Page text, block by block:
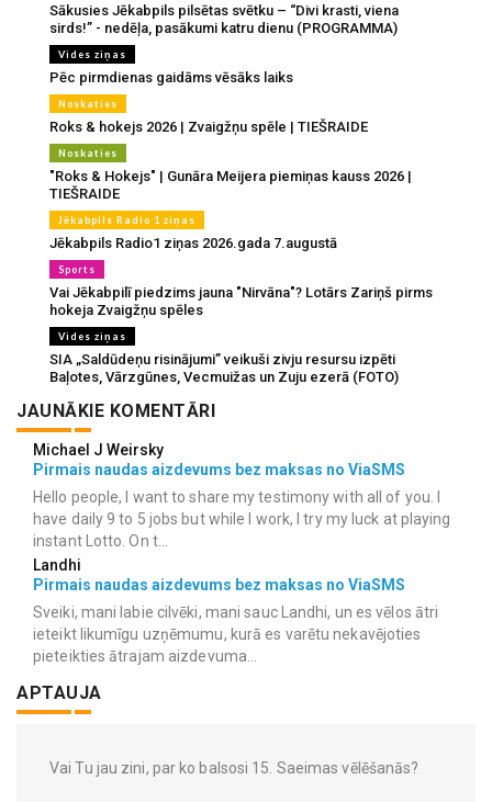
Sākusies Jēkabpils pilsētas svētku – “Divi krasti, viena
sirds!” - nedēļa, pasākumi katru dienu (PROGRAMMA)
Vides ziņas
Pēc pirmdienas gaidāms vēsāks laiks
Noskaties
Roks & hokejs 2026 | Zvaigžņu spēle | TIEŠRAIDE
Noskaties
"Roks & Hokejs" | Gunāra Meijera piemiņas kauss 2026 |
TIEŠRAIDE
Jēkabpils Radio 1 ziņas
Jēkabpils Radio1 ziņas 2026.gada 7.augustā
Sports
Vai Jēkabpilī piedzims jauna "Nirvāna"? Lotārs Zariņš pirms
hokeja Zvaigžņu spēles
Vides ziņas
SIA „Saldūdeņu risinājumi” veikuši zivju resursu izpēti
Baļotes, Vārzgūnes, Vecmuižas un Zuju ezerā (FOTO)
JAUNĀKIE KOMENTĀRI
Michael J Weirsky
Pirmais naudas aizdevums bez maksas no ViaSMS
Hello people, I want to share my testimony with all of you. I
have daily 9 to 5 jobs but while I work, I try my luck at playing
instant Lotto. On t...
Landhi
Pirmais naudas aizdevums bez maksas no ViaSMS
Sveiki, mani labie cilvēki, mani sauc Landhi, un es vēlos ātri
ieteikt likumīgu uzņēmumu, kurā es varētu nekavējoties
pieteikties ātrajam aizdevuma...
APTAUJA
Vai Tu jau zini, par ko balsosi 15. Saeimas vēlēšanās?